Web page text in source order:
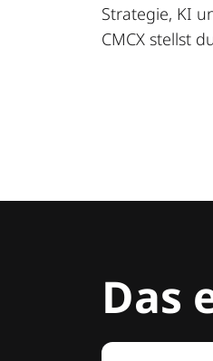
Strategie, KI
CMCX stellst
Das